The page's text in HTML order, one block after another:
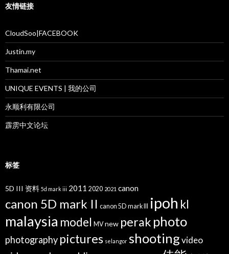
友情链接
CloudSoo|FACEBOOK
Justin.my
Thamai.net
UNIQUE EVENTS | 我的公司
永顺利有限公司
霹雳中文论坛
标签
5D III 资料 5d mark iii 2011 2020 2021 canon
canon 5D mark II canon 5D mark III ipoh kl
malaysia model MV new perak photo
photography pictures selangor shootingvideo